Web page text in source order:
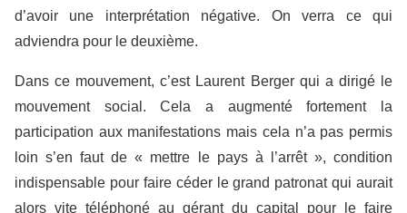
d’avoir une interprétation négative. On verra ce qui
adviendra pour le deuxième.
Dans ce mouvement, c’est Laurent Berger qui a dirigé le
mouvement social. Cela a augmenté fortement la
participation aux manifestations mais cela n’a pas permis
loin s’en faut de « mettre le pays à l’arrêt », condition
indispensable pour faire céder le grand patronat qui aurait
alors vite téléphoné au gérant du capital pour le faire